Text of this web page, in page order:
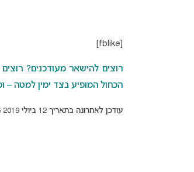
רוצים להישאר מעודכנים?
הכחול המופיע בצד ימין למטה –
עודכן לאחרונה בתאריך 12 ביולי 2019 04:16 על ידי